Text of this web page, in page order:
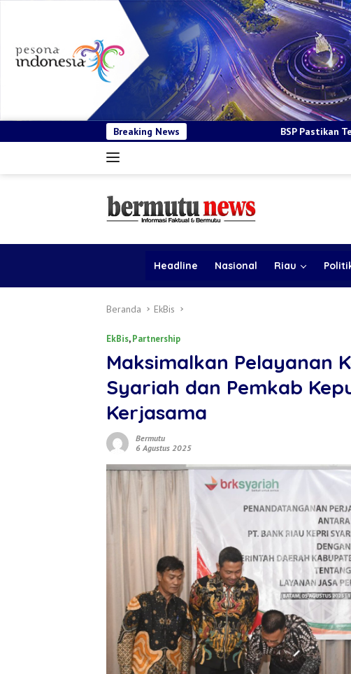
Breaking NewsBSP Pastikan Tender Kendaraan
Headline Nasional Riau
Beranda EkBis
EkBis,Partnership
Maksimalkan Pelayanan
Syariah dan Pemkab
Kerjasama
Bermutu
6 Agustus 2025